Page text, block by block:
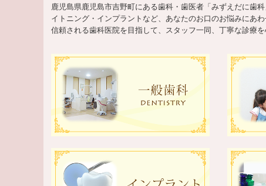
鹿児島県鹿児島市吉野町にある歯科・歯医者「みずえだに歯
イトニング・インプラントなど、あなたのお口のお悩みにあわ
信頼される歯科医院を目指して、スタッフ一同、丁寧な診療